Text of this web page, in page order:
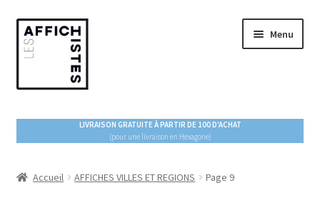
Aller
la
Aller
au
contenu
Menu
BOUTIQUE
Ouvrir
AFFICHES VILLES ET REGIONS
LIVRAISON GRATUITE À PARTIR DE 100 D'ACHAT
(pour une livraison en Hexagone)
Accueil AFFICHES VILLES ET REGIONS Page 9